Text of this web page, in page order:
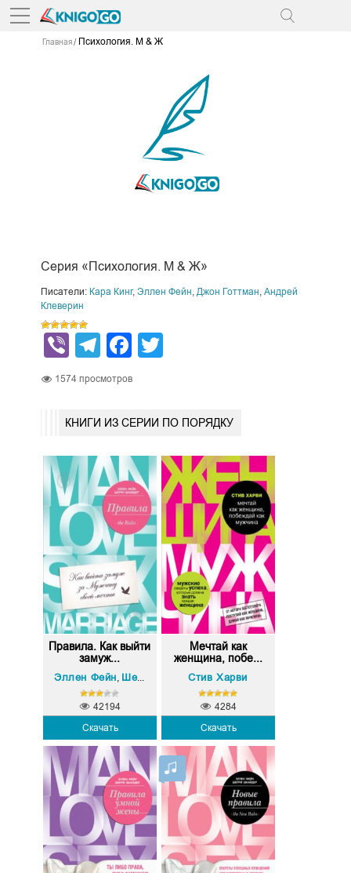
Главная Психология. М & Ж
Серия «Психология. М & Ж»
Писатели: Кара Кинг, Эллен Фейн, Джон Готтман, Андрей
Клеверин
ViberTelegram
Facebook
1574 просмотров
КНИГИ ИЗ СЕРИИ ПО ПОРЯДКУ
Правила. Как выйти
замуж...
Эллен Фейн, Шерри Шнайдер
Скачать
42194
Мечтай как
женщина, побе...
Стив Харви
Скачать
4284